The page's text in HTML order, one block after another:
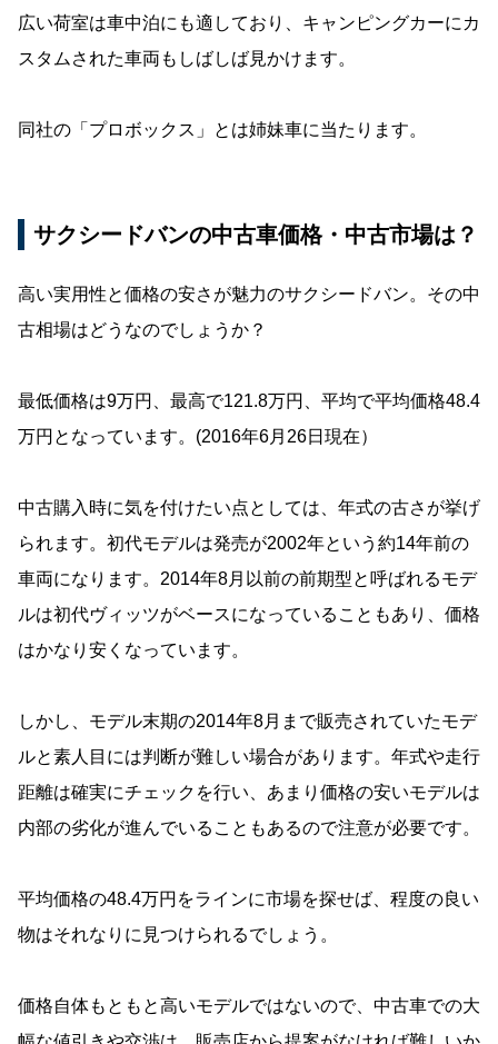
広い荷室は車中泊にも適しており、キャンピングカーにカ
スタムされた車両もしばしば見かけます。
同社の「プロボックス」とは姉妹車に当たります。
サクシードバンの中古車価格・中古市場は？
高い実用性と価格の安さが魅力のサクシードバン。その中
古相場はどうなのでしょうか？
最低価格は9万円、最高で121.8万円、平均で平均価格48.4
万円となっています。(2016年6月26日現在）
中古購入時に気を付けたい点としては、年式の古さが挙げ
られます。初代モデルは発売が2002年という約14年前の
車両になります。2014年8月以前の前期型と呼ばれるモデ
ルは初代ヴィッツがベースになっていることもあり、価格
はかなり安くなっています。
しかし、モデル末期の2014年8月まで販売されていたモデ
ルと素人目には判断が難しい場合があります。年式や走行
距離は確実にチェックを行い、あまり価格の安いモデルは
内部の劣化が進んでいることもあるので注意が必要です。
平均価格の48.4万円をラインに市場を探せば、程度の良い
物はそれなりに見つけられるでしょう。
価格自体もともと高いモデルではないので、中古車での大